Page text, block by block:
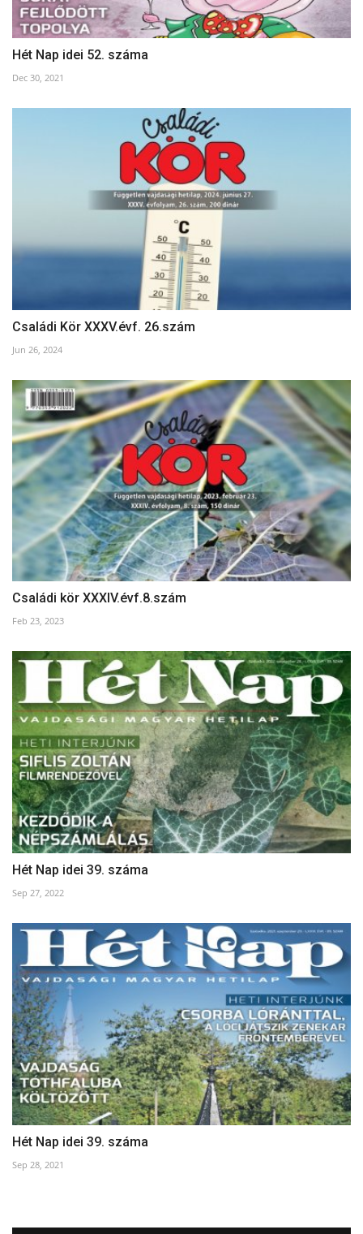
Hét Nap idei 52. száma
Dec 30, 2021
Családi Kör XXXV.évf. 26.szám
Jun 26, 2024
Családi kör XXXIV.évf.8.szám
Feb 23, 2023
Hét Nap idei 39. száma
Sep 27, 2022
Hét Nap idei 39. száma
Sep 28, 2021